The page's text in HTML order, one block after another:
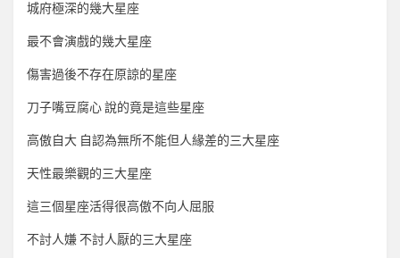
城府極深的幾大星座
最不會演戲的幾大星座
傷害過後不存在原諒的星座
刀子嘴豆腐心 說的竟是這些星座
高傲自大 自認為無所不能但人緣差的三大星座
天性最樂觀的三大星座
這三個星座活得很高傲不向人屈服
不討人嫌 不討人厭的三大星座